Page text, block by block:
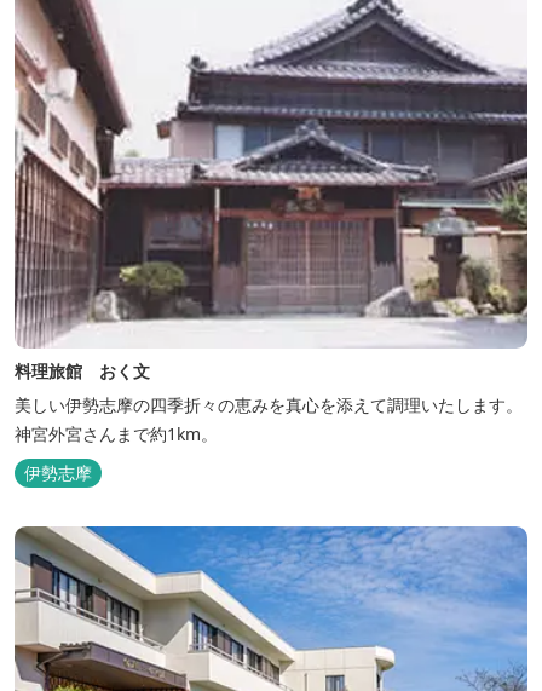
料理旅館 おく文
美しい伊勢志摩の四季折々の恵みを真心を添えて調理いたします。
神宮外宮さんまで約1km。
伊勢志摩